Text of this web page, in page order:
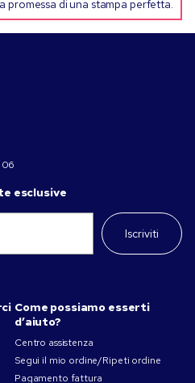
promessa di una stampa perfetta.
06
esclusive
Iscriviti
Come possiamo esserti
d’aiuto?
Centro assistenza
Segui il mio ordine/Ripeti ordine
Pagamento fattura